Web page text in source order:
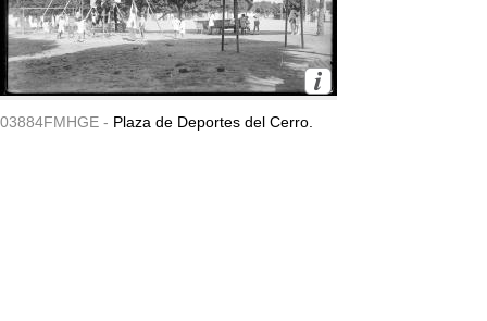
03884FMHGE - Plaza de Deportes del Cerro.